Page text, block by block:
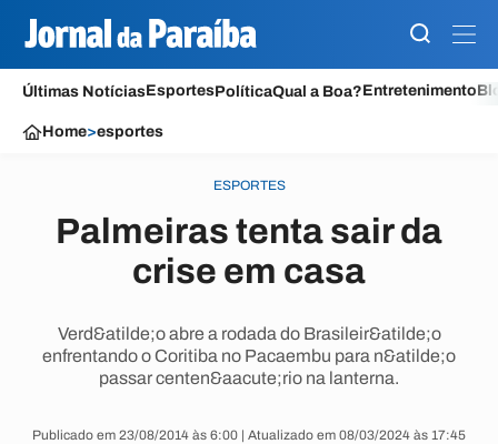
Últimas NotíciasEsportesPolíticaQual a Boa?Entretenimento
Home>esportes
ESPORTES
Palmeiras tenta sair da
crise em casa
Verd&atilde;o abre a rodada do Brasileir&atilde;o
enfrentando o Coritiba no Pacaembu para n&atilde;o
passar centen&aacute;rio na lanterna.
Publicado em 23/08/2014 às 6:00 | Atualizado em 08/03/2024 às 17:45